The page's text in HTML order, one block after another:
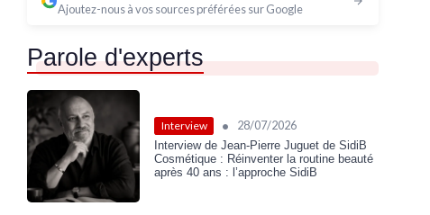
Ajoutez-nous à vos sources préférées sur Google
Parole d'experts
Interview • 28/07/2026
Interview de Jean-Pierre Juguet de SidiB
Cosmétique : Réinventer la routine beauté
après 40 ans : l’approche SidiB